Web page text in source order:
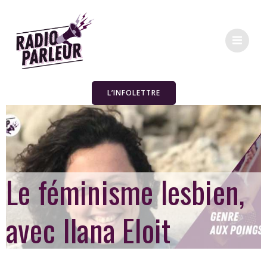
L’INFOLETTRE
Le féminisme lesbien,
avec Ilana Eloit